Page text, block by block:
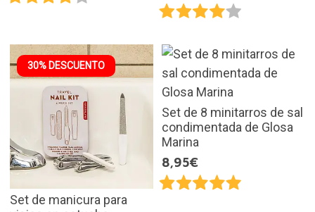
30% DESCUENTO
Set de manicura para
Set de 8 minitarros de sal
condimentada de Glosa
Marina
8,95€